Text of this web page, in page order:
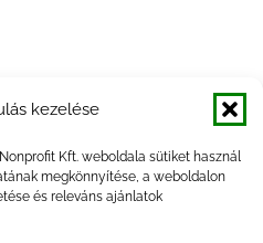
kezelése
Kft. weboldala sütiket használ
megkönnyítése, a weboldalon
és releváns ajánlatok
2012. I. félév